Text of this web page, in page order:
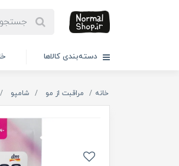
دسته‌بندی کالاها
خانه مراقبت از مو شامپو